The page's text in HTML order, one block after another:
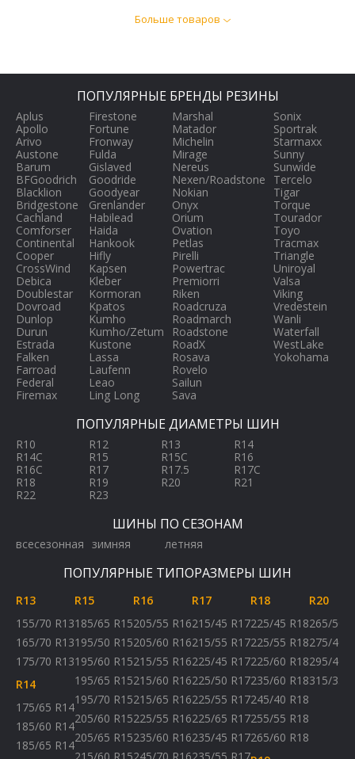
Больше товаров
ПОПУЛЯРНЫЕ БРЕНДЫ РЕЗИНЫ
Aplus
Apollo
Arivo
Austone
Barum
BFGoodrich
Blacklion
Bridgestone
Cachland
Comforser
Continental
Cooper
CrossWind
Debica
Doublestar
Dovroad
Dunlop
Durun
Estrada
Falken
Farroad
Federal
Firemax
Firestone
Fortune
Fronway
Fulda
Gislaved
Goodride
Goodyear
Grenlander
Habilead
Haida
Hankook
Hifly
Kapsen
Kleber
Kormoran
Kpatos
Kumho
Kumho/Zetum
Kustone
Lassa
Laufenn
Leao
Ling Long
Marshal
Matador
Michelin
Mirage
Nereus
Nexen/Roadstone
Nokian
Onyx
Orium
Ovation
Petlas
Pirelli
Powertrac
Premiorri
Riken
Roadcruza
Roadmarch
Roadstone
RoadX
Rosava
Rovelo
Sailun
Sava
Sonix
Sportrak
Starmaxx
Sunny
Sunwide
Tercelo
Tigar
Torque
Tourador
Toyo
Tracmax
Triangle
Uniroyal
Valsa
Viking
Vredestein
Wanli
Waterfall
WestLake
Yokohama
ПОПУЛЯРНЫЕ ДИАМЕТРЫ ШИН
R10 R12 R13
R14
R14C
R15 R15C
R16
R16C
R17 R17.5
R17C
R18
R19 R20
R21
R22
R23
ШИНЫ ПО СЕЗОНАМ
всесезонная зимняя летняя
ПОПУЛЯРНЫЕ ТИПОРАЗМЕРЫ ШИН
R13
155/70 R13
165/70 R13
175/70 R13
R14
175/65 R14
185/60 R14
185/65 R14
R15
185/65 R15
195/50 R15
195/60 R15
195/65 R15
195/70 R15
205/60 R15
205/65 R15
R16
205/55 R16
205/60 R16
215/55 R16
215/60 R16
215/65 R16
225/55 R16
235/60 R16
R17
215/45 R17
215/55 R17
225/45 R17
225/50 R17
225/55 R17
225/65 R17
235/45 R17
R18
225/45 R18
225/55 R18
225/60 R18
235/60 R18
245/40 R18
255/55 R18
265/60 R18
R20
265/50
275/40
295/40
315/35